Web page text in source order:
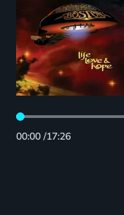
00:00/17:26